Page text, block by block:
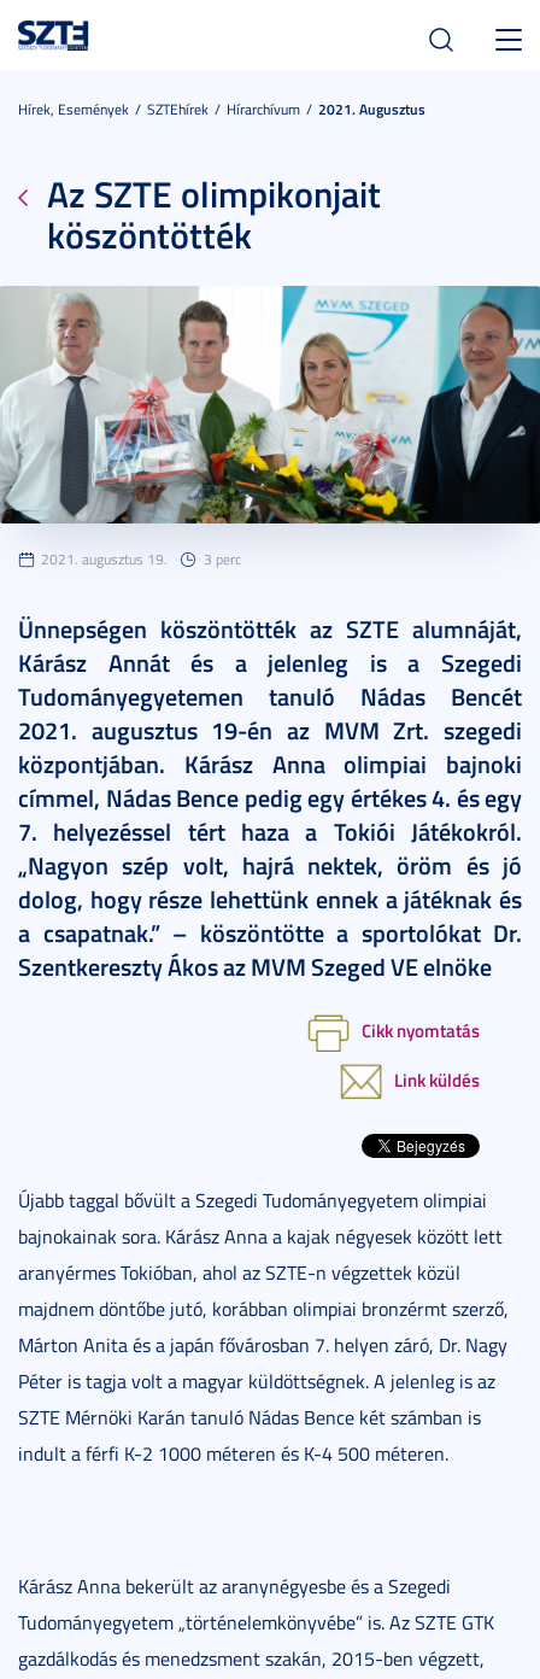
Hírek, Események SZTEhírek Hírarchívum 2021. Augusztus
Az SZTE olimpikonjait
köszöntötték
2021. augusztus 19. 3 perc
Ünnepségen köszöntötték az SZTE alumnáját,
Kárász Annát és a jelenleg is a Szegedi
Tudományegyetemen tanuló Nádas Bencét
2021. augusztus 19-én az MVM Zrt. szegedi
központjában. Kárász Anna olimpiai bajnoki
címmel, Nádas Bence pedig egy értékes 4. és egy
7. helyezéssel tért haza a Tokiói Játékokról.
„Nagyon szép volt, hajrá nektek, öröm és jó
dolog, hogy része lehettünk ennek a játéknak és
a csapatnak.” – köszöntötte a sportolókat Dr.
Szentkereszty Ákos az MVM Szeged VE elnöke
Cikk nyomtatás
Link küldés
Újabb taggal bővült a Szegedi Tudományegyetem olimpiai
bajnokainak sora. Kárász Anna a kajak négyesek között lett
aranyérmes Tokióban, ahol az SZTE-n végzettek közül
majdnem döntőbe jutó, korábban olimpiai bronzérmt szerző,
Márton Anita és a japán fővárosban 7. helyen záró, Dr. Nagy
Péter is tagja volt a magyar küldöttségnek. A jelenleg is az
SZTE Mérnöki Karán tanuló Nádas Bence két számban is
indult a férfi K-2 1000 méteren és K-4 500 méteren.
Kárász Anna bekerült az aranynégyesbe és a Szegedi
Tudományegyetem „történelemkönyvébe” is. Az SZTE GTK
gazdálkodás és menedzsment szakán, 2015-ben végzett,